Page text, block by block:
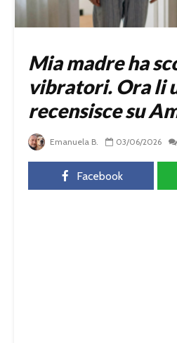
Mia madre ha
vibratori. Ora li
recensisce su
Emanuela B. 03/06/2026
Facebook